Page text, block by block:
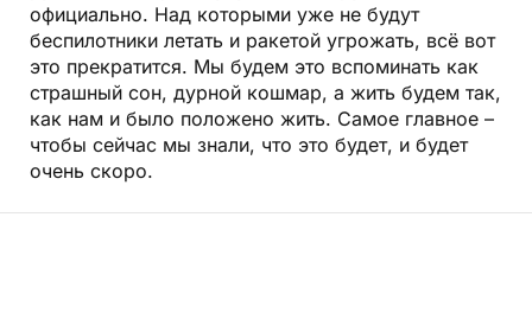
официально. Над которыми уже не будут
беспилотники летать и ракетой угрожать, всё вот
это прекратится. Мы будем это вспоминать как
страшный сон, дурной кошмар, а жить будем так,
как нам и было положено жить. Самое главное –
чтобы сейчас мы знали, что это будет, и будет
очень скоро.